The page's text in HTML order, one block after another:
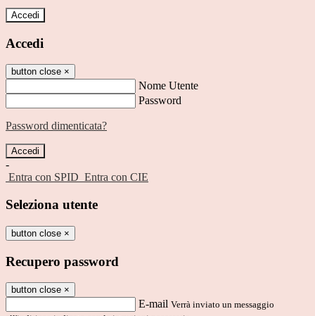
Accedi
Accedi
button close ×
Nome Utente
Password
Password dimenticata?
-
Entra con SPID Entra con CIE
Seleziona utente
button close ×
Recupero password
button close ×
E-mail Verrà inviato un messaggio